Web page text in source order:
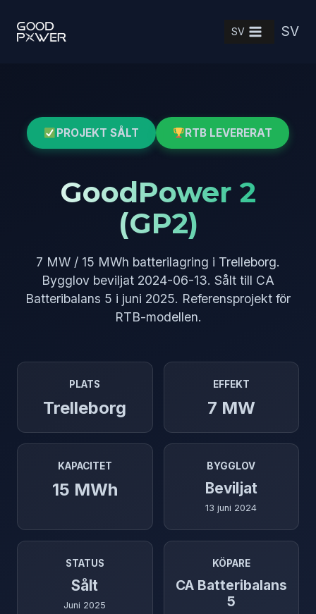
SV SV
PROJEKT SÅLT RTB LEVERERAT
GoodPower 2
(GP2)
7 MW / 15 MWh batterilagring i Trelleborg.
Bygglov beviljat 2024-06-13. Sålt till CA
Batteribalans 5 i juni 2025. Referensprojekt för
RTB-modellen.
PLATS
Trelleborg
EFFEKT
7 MW
KAPACITET
15 MWh
BYGGLOV
Beviljat
13 juni 2024
STATUS
Sålt
Juni 2025
KÖPARE
CA Batteribalans
5